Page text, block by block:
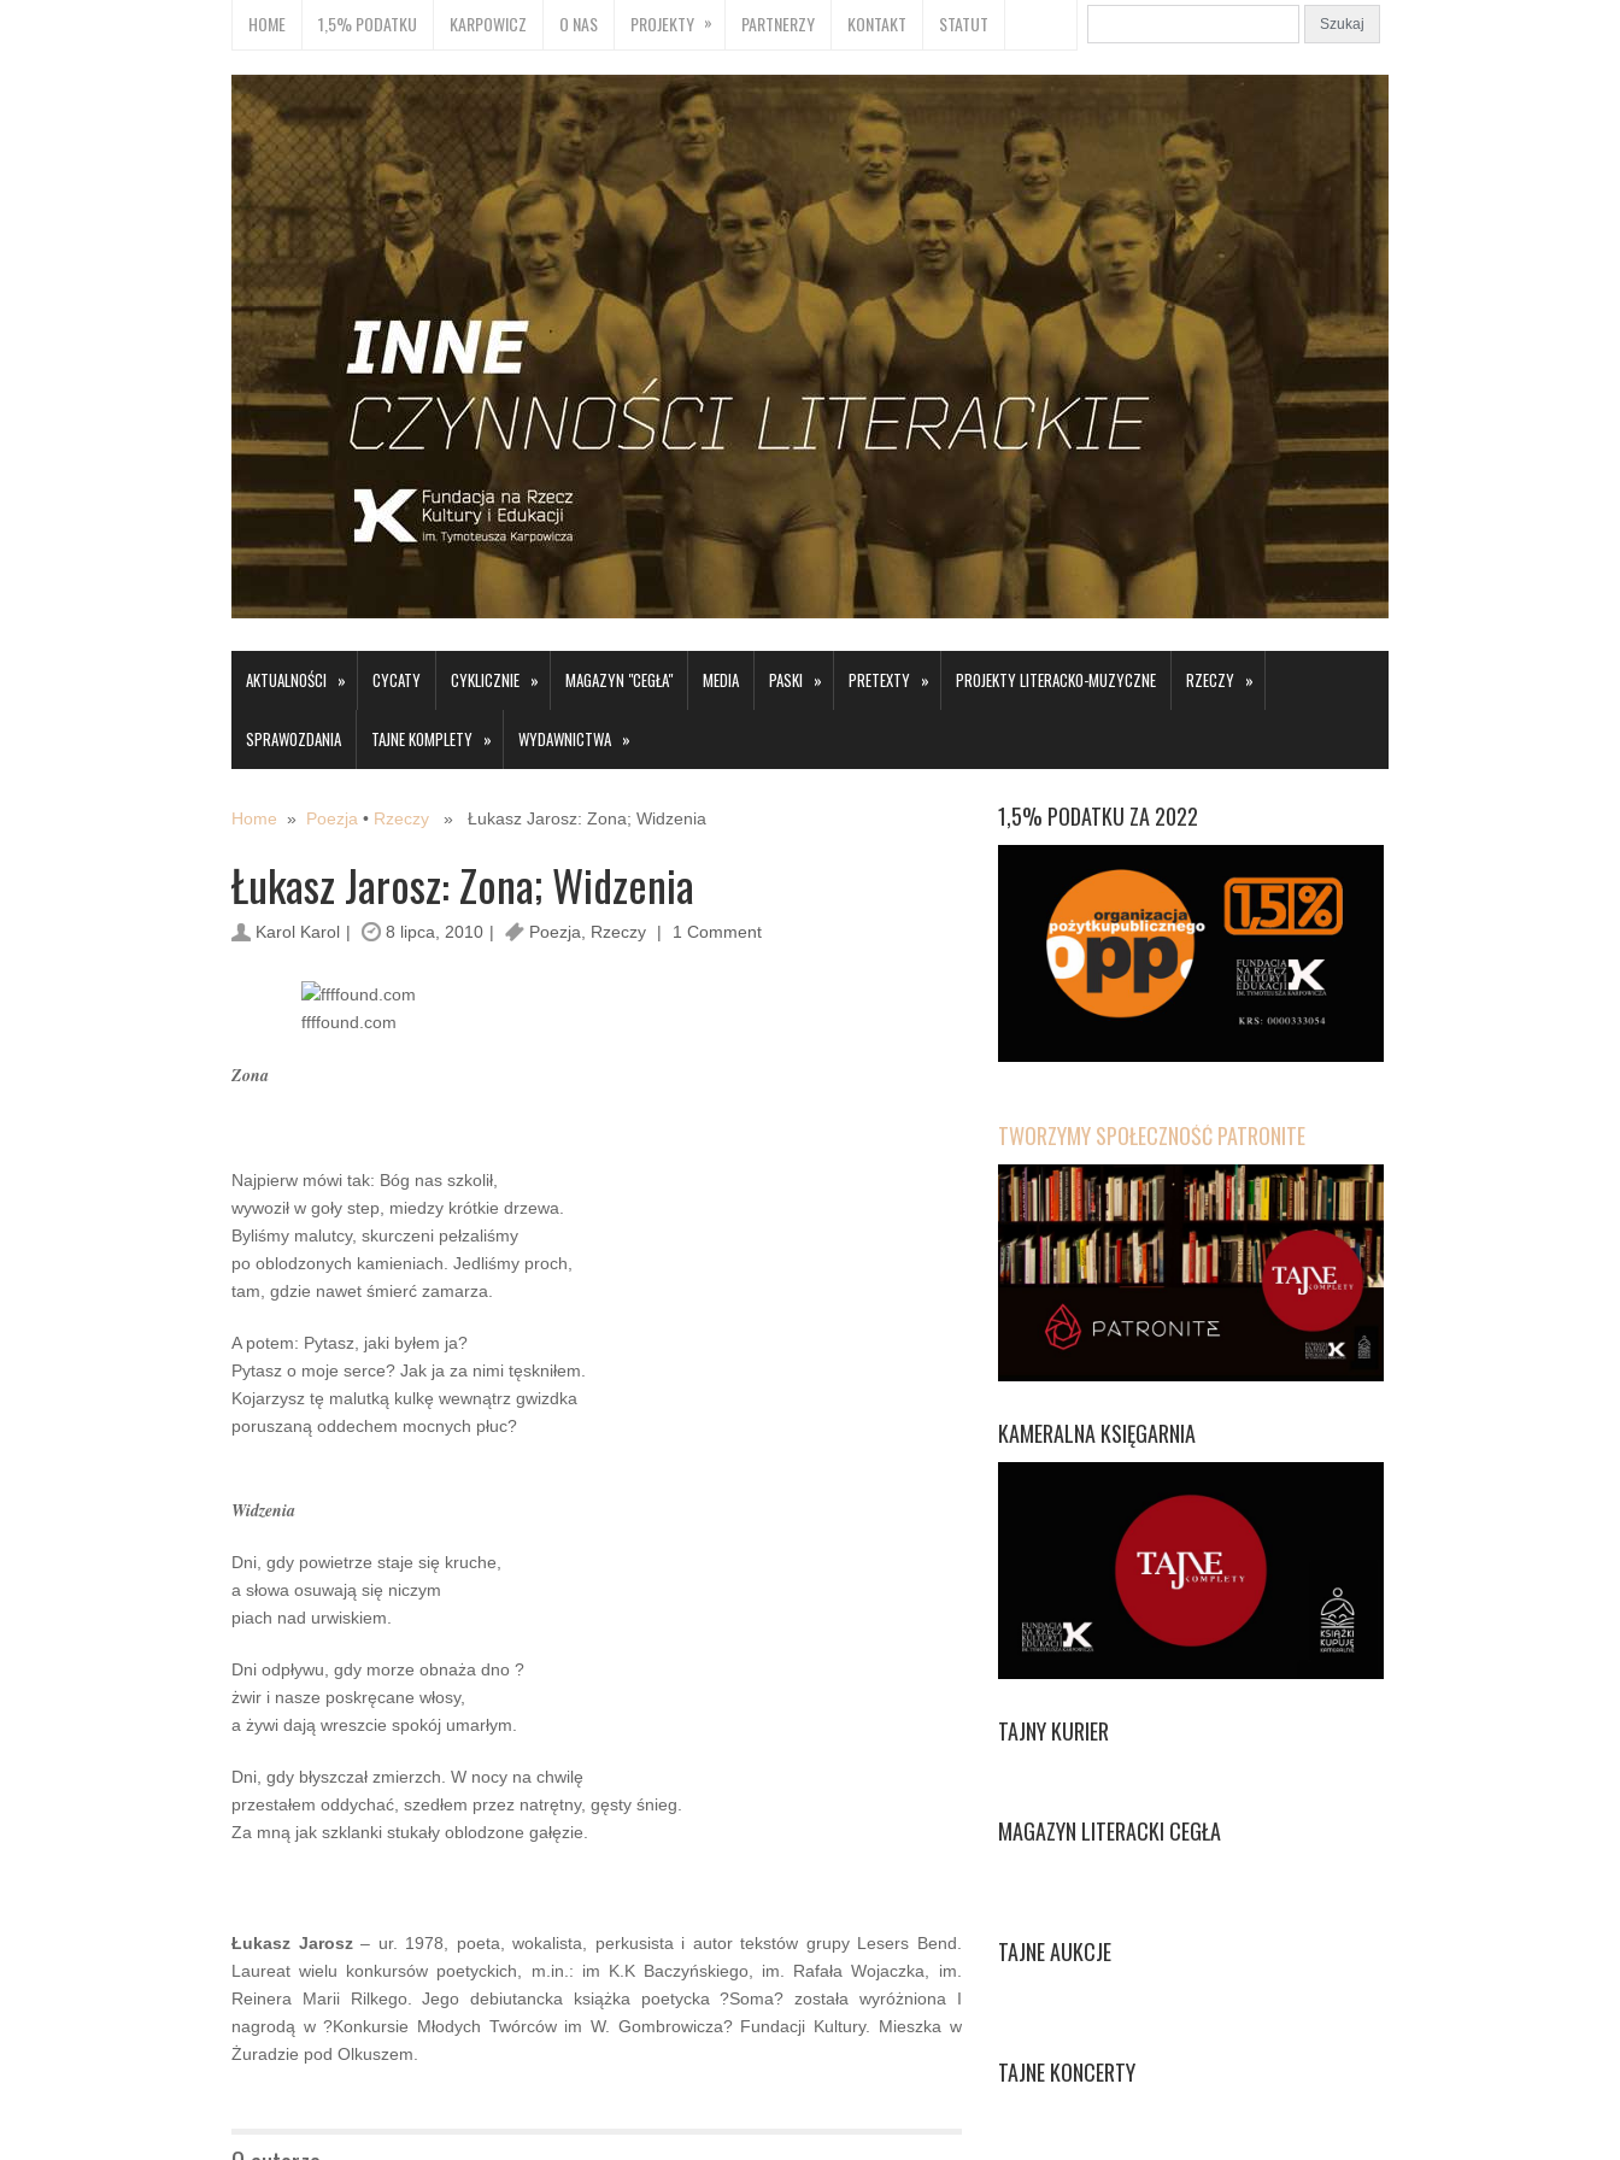
HOME 1,5% PODATKU KARPOWICZ O NAS PROJEKTY » PARTNERZY KONTAKT STATUT
AKTUALNOŚCI » CYCATY CYKLICZNIE » MAGAZYN "CEGŁA" MEDIA PASKI » PRETEXTY » PROJEKTY LITERACKO-MUZYCZNE RZECZY »
SPRAWOZDANIA TAJNE KOMPLETY » WYDAWNICTWA »
Home » Poezja • Rzeczy » Łukasz Jarosz: Zona; Widzenia
Łukasz Jarosz: Zona; Widzenia
Karol Karol 8 lipca, 2010 Poezja Rzeczy 1 Comment
ffffound.com
Zona
Najpierw mówi tak: Bóg nas szkolił,
wywoził w goły step, miedzy krótkie drzewa.
Byliśmy malutcy, skurczeni pełzaliśmy
po oblodzonych kamieniach. Jedliśmy proch,
tam, gdzie nawet śmierć zamarza.
A potem: Pytasz, jaki byłem ja?
Pytasz o moje serce? Jak ja za nimi tęskniłem.
Kojarzysz tę malutką kulkę wewnątrz gwizdka
poruszaną oddechem mocnych płuc?
Widzenia
Dni, gdy powietrze staje się kruche,
a słowa osuwają się niczym
piach nad urwiskiem.
Dni odpływu, gdy morze obnaża dno ?
żwir i nasze poskręcane włosy,
a żywi dają wreszcie spokój umarłym.
Dni, gdy błyszczał zmierzch. W nocy na chwilę
przestałem oddychać, szedłem przez natrętny, gęsty śnieg.
Za mną jak szklanki stukały oblodzone gałęzie.
Łukasz Jarosz– ur. 1978, poeta, wokalista, perkusista i autor tekstów grupy Lesers Bend.
Laureat wielu konkursów poetyckich, m.in.: im K.K Baczyńskiego, im. Rafała Wojaczka, im.
Reinera Marii Rilkego. Jego debiutancka książka poetycka ?Soma? została wyróżniona I
nagrodą w ?Konkursie Młodych Twórców im W. Gombrowicza? Fundacji Kultury. Mieszka w
Żuradzie pod Olkuszem.
1,5% PODATKU ZA 2022
TWORZYMY SPOŁECZNOŚĆ PATRONITE
KAMERALNA KSIĘGARNIA
TAJNY KURIER
MAGAZYN LITERACKI CEGŁA
TAJNE AUKCJE
TAJNE KONCERTY